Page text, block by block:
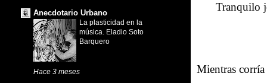
Tranquilo
Mientras
Anecdotario Urbano
La plasticidad en la
música. Eladio Soto
Barquero
Hace 3 meses